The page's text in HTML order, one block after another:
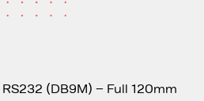
(DB9M) – Full 120mm